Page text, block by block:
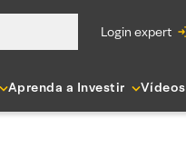
login expert
Aprenda a Investir Vídeos